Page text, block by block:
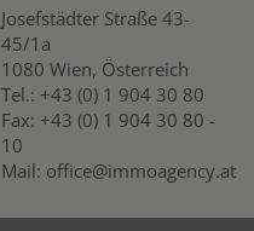
Josefstädter Straße 43-
45/1a
1080 Wien, Österreich
Tel.: +43 (0) 1 904 30 80
Fax: +43 (0) 1 904 30 80 -
10
Mail: office@immoagency.at